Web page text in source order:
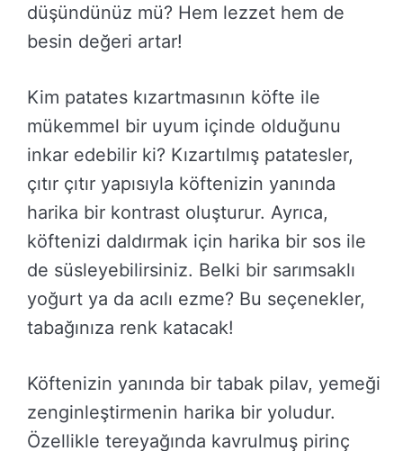
düşündünüz mü? Hem lezzet hem de
besin değeri artar!
Kim patates kızartmasının köfte ile
mükemmel bir uyum içinde olduğunu
inkar edebilir ki? Kızartılmış patatesler,
çıtır çıtır yapısıyla köftenizin yanında
harika bir kontrast oluşturur. Ayrıca,
köftenizi daldırmak için harika bir sos ile
de süsleyebilirsiniz. Belki bir sarımsaklı
yoğurt ya da acılı ezme? Bu seçenekler,
tabağınıza renk katacak!
Köftenizin yanında bir tabak pilav, yemeği
zenginleştirmenin harika bir yoludur.
Özellikle tereyağında kavrulmuş pirinç